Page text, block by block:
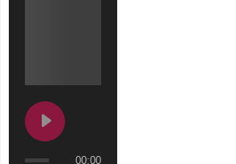
00:00